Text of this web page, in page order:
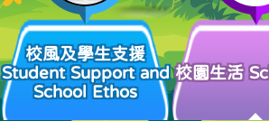
校風及學生支援
Student Support and
School Ethos
校園生活